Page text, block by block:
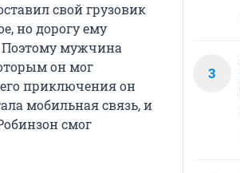
свой грузовик
но дорогу ему
Поэтому мужчина
он мог
приключения он
мобильная связь, и
смог
3